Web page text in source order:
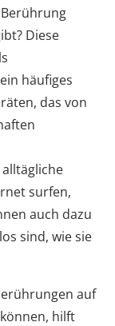
Diese
häufiges
das von
surfen,
auch dazu
sind, wie sie
auf
hilft